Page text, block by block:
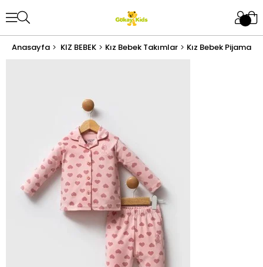
Anasayfa KIZ BEBEK Kız Bebek Takımlar Kız Bebek Pijama